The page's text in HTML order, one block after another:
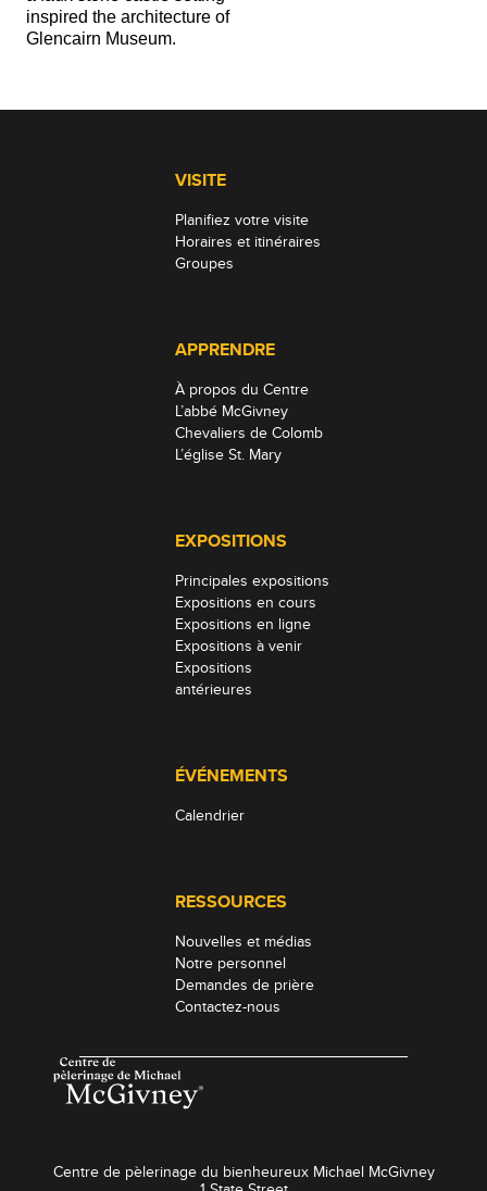
VISITE
Planifiez votre visite
Horaires et itinéraires
Groupes
APPRENDRE
À propos du Centre
L’abbé McGivney
Chevaliers de Colomb
L’église St. Mary
EXPOSITIONS
Principales expositions
Expositions en cours
Expositions en ligne
Expositions à venir
Expositions
antérieures
ÉVÉNEMENTS
Calendrier
RESSOURCES
Nouvelles et médias
Notre personnel
Demandes de prière
Contactez-nous
Centre de pèlerinage du bienheureux Michael McGivney